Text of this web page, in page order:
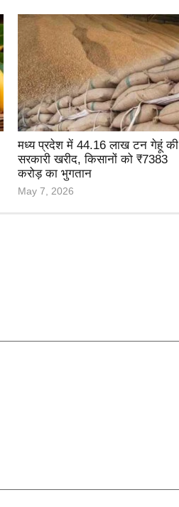
मध्य प्रदेश में 44.16 लाख टन गेहूं की
सरकारी खरीद, किसानों को ₹7383
करोड़ का भुगतान
May 7, 2026